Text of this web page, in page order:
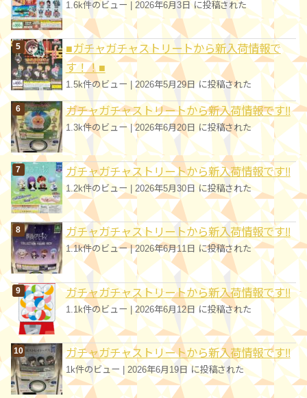
1.6k件のビュー 2026年6月3日 に投稿された
■ガチャガチャストリートから新入荷情報で
す！！■
1.5k件のビュー |2026年5月29日 に投稿された
ガチャガチャストリートから新入荷情報です!!
1.3k件のビュー|2026年6月20日 に投稿された
ガチャガチャストリートから新入荷情報です!!
1.2k件のビュー 2026年5月30日 に投稿された
ガチャガチャストリートから新入荷情報です!!
1.1k件のビュー|2026年6月11日 に投稿された
ガチャガチャストリートから新入荷情報です!!
1.1k件のビュー |2026年6月12日 に投稿された
ガチャガチャストリートから新入荷情報です!!
1k件のビュー 2026年6月19日 に投稿された